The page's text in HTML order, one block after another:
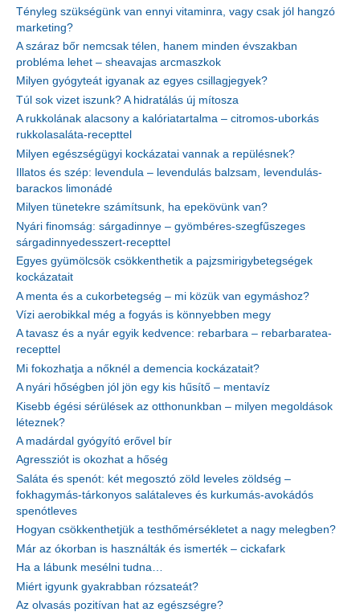
Tényleg szükségünk van ennyi vitaminra, vagy csak jól hangzó
marketing?
A száraz bőr nemcsak télen, hanem minden évszakban
probléma lehet – sheavajas arcmaszkok
Milyen gyógyteát igyanak az egyes csillagjegyek?
Túl sok vizet iszunk? A hidratálás új mítosza
A rukkolának alacsony a kalóriatartalma – citromos-uborkás
rukkolasaláta-recepttel
Milyen egészségügyi kockázatai vannak a repülésnek?
Illatos és szép: levendula – levendulás balzsam, levendulás-
barackos limonádé
Milyen tünetekre számítsunk, ha epekövünk van?
Nyári finomság: sárgadinnye – gyömbéres-szegfűszeges
sárgadinnyedesszert-recepttel
Egyes gyümölcsök csökkenthetik a pajzsmirigybetegségek
kockázatait
A menta és a cukorbetegség – mi közük van egymáshoz?
Vízi aerobikkal még a fogyás is könnyebben megy
A tavasz és a nyár egyik kedvence: rebarbara – rebarbaratea-
recepttel
Mi fokozhatja a nőknél a demencia kockázatait?
A nyári hőségben jól jön egy kis hűsítő – mentavíz
Kisebb égési sérülések az otthonunkban – milyen megoldások
léteznek?
A madárdal gyógyító erővel bír
Agressziót is okozhat a hőség
Saláta és spenót: két megosztó zöld leveles zöldség –
fokhagymás-tárkonyos salátaleves és kurkumás-avokádós
spenótleves
Hogyan csökkenthetjük a testhőmérsékletet a nagy melegben?
Már az ókorban is használták és ismerték – cickafark
Ha a lábunk mesélni tudna…
Miért igyunk gyakrabban rózsateát?
Az olvasás pozitívan hat az egészségre?